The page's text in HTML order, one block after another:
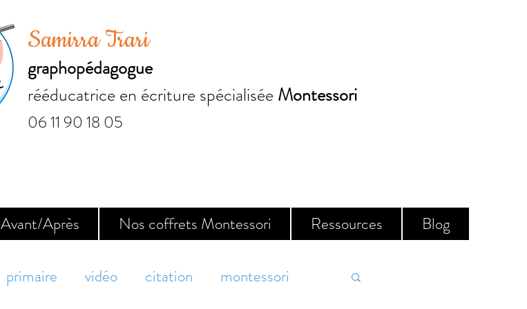
Samirra Trari
graphopédagogue
rééducatrice en écriture spécialisée Montessori
06 11 90 18 05
Avant/Après Nos coffrets Montessori Ressources Blog
primaire vidéo citation montessori